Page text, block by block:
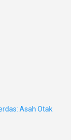
Asah Otak